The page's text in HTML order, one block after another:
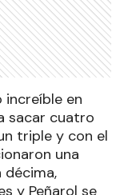
en
sacar cuatro
triple y con el
una
décima,
y Peñarol se